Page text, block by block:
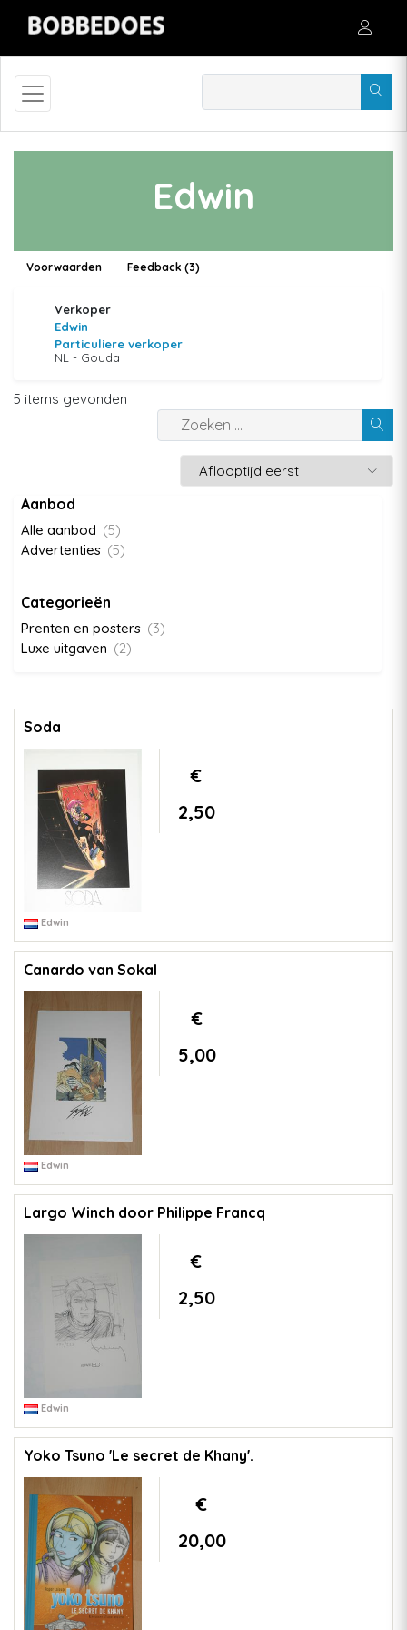
Edwin
Voorwaarden Feedback (3)
Verkoper
Edwin
Particuliere verkoper
NL - Gouda
5 items gevonden
Aanbod
Alle aanbod (5)
Advertenties (5)
Categorieën
Prenten en posters (3)
Luxe uitgaven (2)
Soda
€
2,50
Edwin
Canardo van Sokal
€
5,00
Edwin
Largo Winch door Philippe Francq
€
2,50
Edwin
Yoko Tsuno 'Le secret de Khany'.
€
20,00